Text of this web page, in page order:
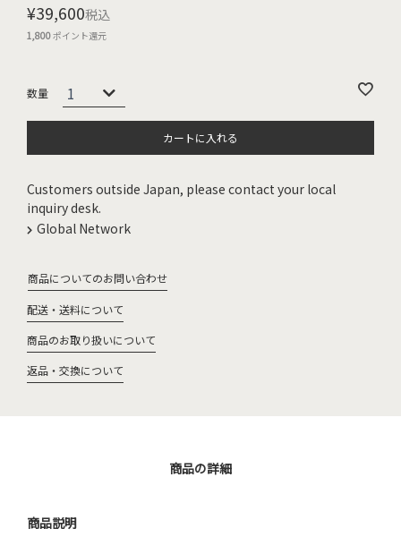
¥39,600税込
1,800ポイント還元
カートに入れる
Customers outside Japan, please contact your local
inquiry desk.
Global Network
商品についてのお問い合わせ
配送・送料について
商品のお取り扱いについて
返品・交換について
商品の詳細
商品説明